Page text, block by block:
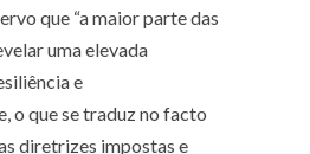
que “a maior parte das
uma elevada
e
o que se traduz no facto
diretrizes impostas e